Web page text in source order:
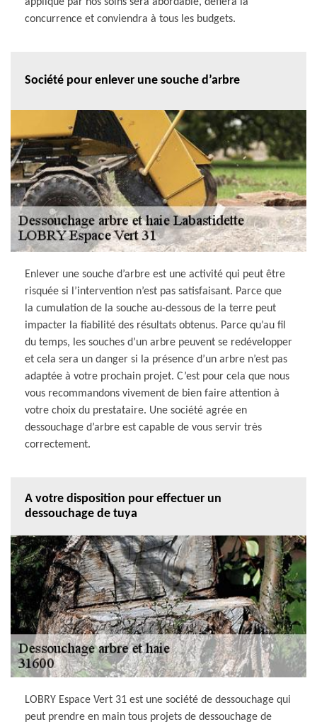
concurrence et conviendra à tous les budgets.
Société pour enlever une souche d’arbre
Enlever une souche d’arbre est une activité qui peut être
risquée si l’intervention n’est pas satisfaisant. Parce que
la cumulation de la souche au-dessous de la terre peut
impacter la fiabilité des résultats obtenus. Parce qu’au fil
du temps, les souches d’un arbre peuvent se redévelopper
et cela sera un danger si la présence d’un arbre n’est pas
adaptée à votre prochain projet. C’est pour cela que nous
vous recommandons vivement de bien faire attention à
votre choix du prestataire. Une société agrée en
dessouchage d’arbre est capable de vous servir très
correctement.
A votre disposition pour effectuer un
dessouchage de tuya
LOBRY Espace Vert 31 est une société de dessouchage qui
peut prendre en main tous projets de dessouchage de